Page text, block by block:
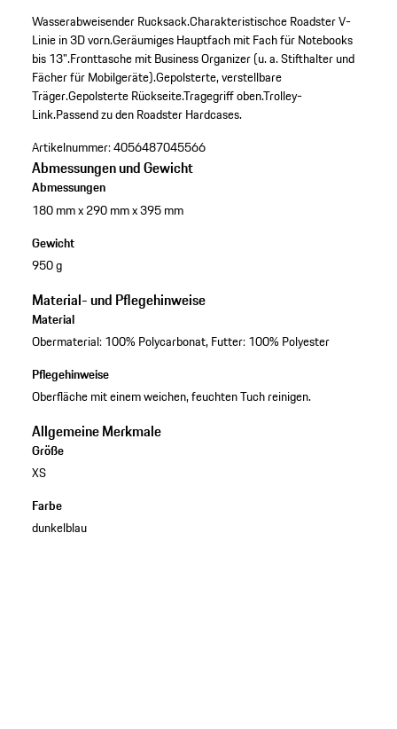
Wasserabweisender Rucksack.Charakteristischce Roadster V-
Linie in 3D vorn.Geräumiges Hauptfach mit Fach für Notebooks
bis 13".Fronttasche mit Business Organizer (u. a. Stifthalter und
Fächer für Mobilgeräte).Gepolsterte, verstellbare
Träger.Gepolsterte Rückseite.Tragegriff oben.Trolley-
Link.Passend zu den Roadster Hardcases.
Artikelnummer:4056487045566
Abmessungen und Gewicht
Abmessungen
180 mm x 290 mm x 395 mm
Gewicht
950 g
Material- und Pflegehinweise
Material
Obermaterial: 100% Polycarbonat, Futter: 100% Polyester
Pflegehinweise
Oberfläche mit einem weichen, feuchten Tuch reinigen.
Allgemeine Merkmale
Größe
XS
Farbe
dunkelblau